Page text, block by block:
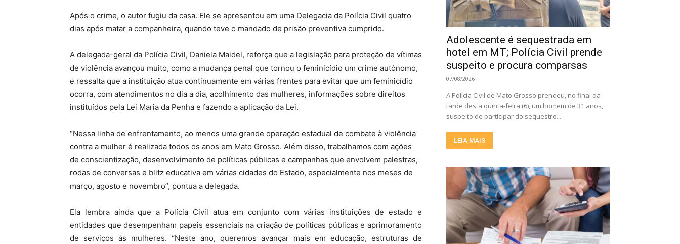
Após o crime, o autor fugiu da casa. Ele se apresentou em uma Delegacia da Polícia Civil quatro
dias após matar a companheira, quando teve o mandado de prisão preventiva cumprido.
A delegada-geral da Polícia Civil, Daniela Maidel, reforça que a legislação para proteção de vítimas
de violência avançou muito, como a mudança penal que tornou o feminicídio um crime autônomo,
e ressalta que a instituição atua continuamente em várias frentes para evitar que um feminicídio
ocorra, com atendimentos no dia a dia, acolhimento das mulheres, informações sobre direitos
instituídos pela Lei Maria da Penha e fazendo a aplicação da Lei.
“Nessa linha de enfrentamento, ao menos uma grande operação estadual de combate à violência
contra a mulher é realizada todos os anos em Mato Grosso. Além disso, trabalhamos com ações
de conscientização, desenvolvimento de políticas públicas e campanhas que envolvem palestras,
rodas de conversas e blitz educativa em várias cidades do Estado, especialmente nos meses de
março, agosto e novembro”, pontua a delegada.
Ela lembra ainda que a Polícia Civil atua em conjunto com várias instituições de estado e
entidades que desempenham papeis essenciais na criação de políticas públicas e aprimoramento
de serviços às mulheres. “Neste ano, queremos avançar mais em educação, estruturas de
Adolescente é sequestrada em
hotel em MT; Polícia Civil prende
suspeito e procura comparsas
07/08/2026
A Polícia Civil de Mato Grosso prendeu, no final da
tarde desta quinta-feira (6), um homem de 31 anos,
suspeito de participar do sequestro...
LEIA MAIS